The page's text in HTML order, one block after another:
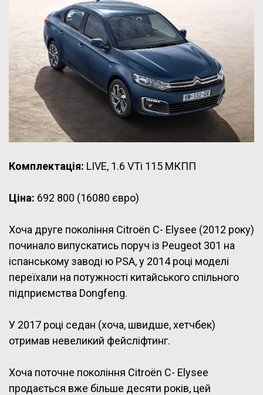
Комплектація: LIVE, 1.6 VTi 115 МКПП
Ціна: 692 800 (16080 євро)
Хоча друге покоління Citroën C- Elysee (2012 року)
починало випускатись поруч із Peugeot 301 на
іспанському заводі ю PSA, у 2014 році моделі
переїхали на потужності китайського спільного
підприємства Dongfeng.
У 2017 році седан (хоча, швидше, хетчбек)
отримав невеликий фейсліфтинг.
Хоча поточне покоління Citroën C- Elysee
продається вже більше десяти років, цей